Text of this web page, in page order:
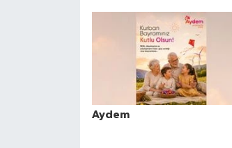
Aydem